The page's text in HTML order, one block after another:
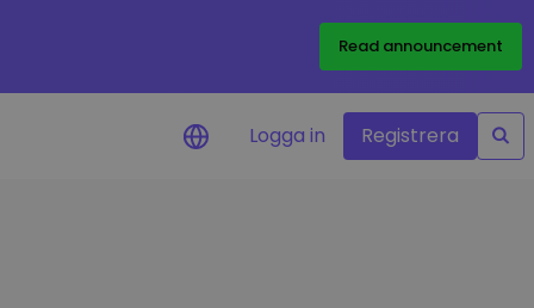
Read announcement
Logga in Registrera